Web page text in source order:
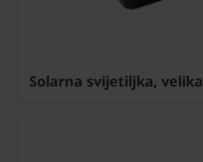
Solarna svijetiljka, velika